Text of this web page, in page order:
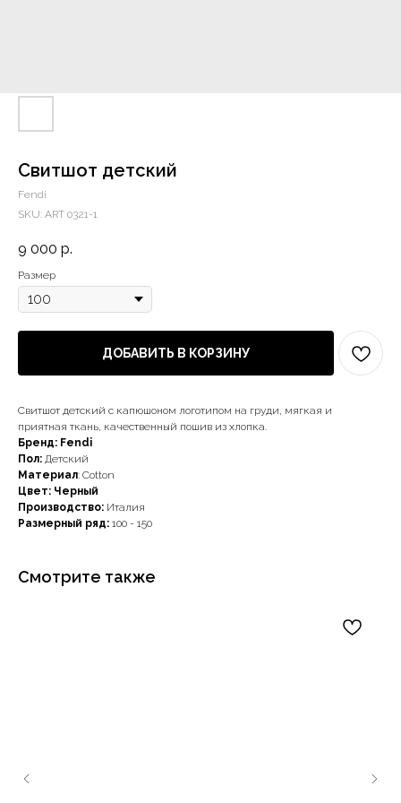
Свитшот детский
Fendi
SKU: ART 0321-1
9 000 р.
Размер
ДОБАВИТЬ В КОРЗИНУ
Свитшот детский с капюшоном логотипом на груди, мягкая и
приятная ткань, качественный пошив из хлопка.
Бренд: Fendi
Пол: Детский
Материал: Cotton
Цвет: Черный
Производство: Италия
Размерный ряд: 100 - 150
Смотрите также